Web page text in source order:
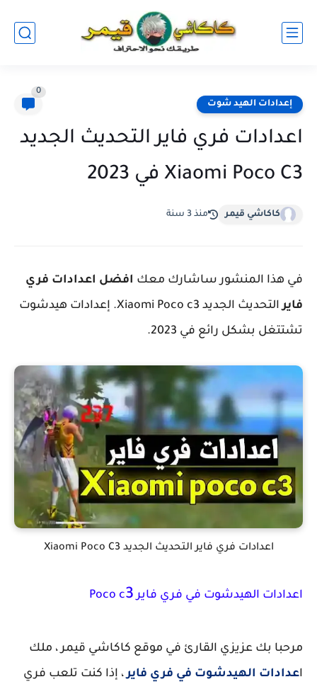
إعدادات الهيد شوت
0
اعدادات فري فاير التحديث الجديد
Xiaomi Poco C3 في 2023
كاكاشي قيمر منذ 3 سنة
في هذا المنشور ساشارك معك افضل اعدادات فري
فاير
التحديث الجديد Xiaomi Poco c3. إعدادات هيدشوت
تشتتغل بشكل رائع في 2023.
اعدادات فري فاير التحديث الجديد Xiaomi Poco C3
اعدادات الهيدشوت في فري فاير Poco c3
مرحبا بك عزيزي القارئ في موقع كاكاشي قيمر ، ملك
اعدادات الهيدشوت في فري فاير، إذا كنت تلعب فري